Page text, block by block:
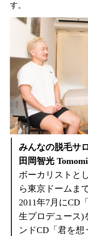
す。
みんなの脱毛
田岡智光
ボーカリストと
ら東京ドームま
2011年7月にCD
生プロデュース)
ンドCD「君を想